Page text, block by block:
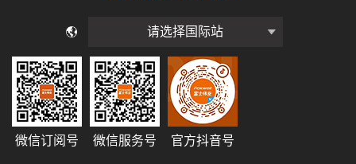
请选择国际站
微信订阅号 微信服务号 官方抖音号